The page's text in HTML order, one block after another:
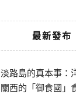
最新發布
淡路島的真本事：
關西的「御食國」